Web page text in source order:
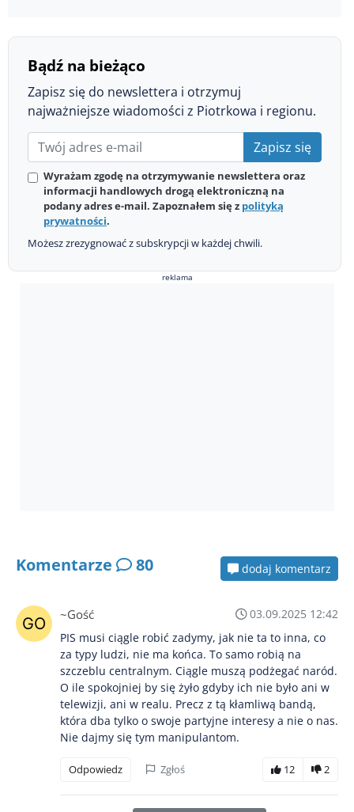
Bądź na bieżąco
Zapisz się do newslettera i otrzymuj
najważniejsze wiadomości z Piotrkowa i regionu.
Zapisz się
Wyrażam zgodę na otrzymywanie newslettera oraz
informacji handlowych drogą elektroniczną na
podany adres e-mail. Zapoznałem się z polityką
prywatności.
Możesz zrezygnować z subskrypcji w każdej chwili.
reklama
Komentarze 80 dodaj komentarz
~Gość
03.09.2025 12:42
PIS musi ciągle robić zadymy, jak nie ta to inna, co
za typy ludzi, nie ma końca. To samo robią na
szczeblu centralnym. Ciągle muszą podżegać naród.
O ile spokojniej by się żyło gdyby ich nie było ani w
telewizji, ani w realu. Precz z tą kłamliwą bandą,
która dba tylko o swoje partyjne interesy a nie o nas.
Nie dajmy się tym manipulantom.
Odpowiedz Zgłoś 12 2